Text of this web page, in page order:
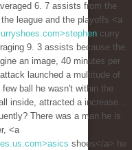
6. 7 assists from the
league and the playoffs <a
curry
9. 3 assists because the
an image, 40 minutes per
launched a multitude of
ball he wasn't within the
inside, attracted a increase...
There was a man he is
<a
shoes</a> he